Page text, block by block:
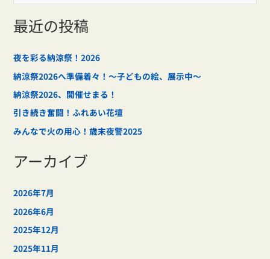
索
対
:
最近の投稿
夜を彩る納涼祭！2026
納涼祭2026へ準備着々！～子どもの絵、展示中～
納涼祭2026、開催せまる！
引き続き奮闘！ふれあい花壇
みんなで火の用心！歳末夜警2025
アーカイブ
2026年7月
2026年6月
2025年12月
2025年11月